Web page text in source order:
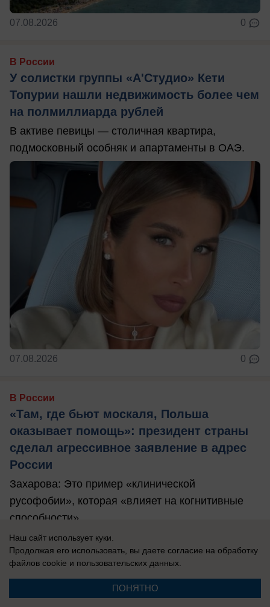
07.08.2026 0
В России
У солистки группы «А'Студио» Кети
Топурии нашли недвижимость более чем
на полмиллиарда рублей
В активе певицы — столичная квартира,
подмосковный особняк и апартаменты в ОАЭ.
07.08.2026 0
В России
«Там, где бьют москаля, Польша
оказывает помощь»: президент страны
сделал агрессивное заявление в адрес
России
Захарова: Это пример «клинической
русофобии», которая «влияет на когнитивные
способности».
Наш сайт использует куки.
Продолжая его использовать, вы даете согласие на обработку
файлов cookie и пользовательских данных.
ПОНЯТНО